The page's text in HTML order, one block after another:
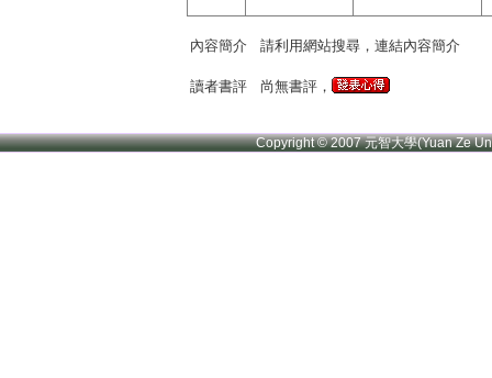
內容簡介 請利用網站搜尋，連結內容簡介
讀者書評 尚無書評，
Copyright © 2007 元智大學(Yuan Ze